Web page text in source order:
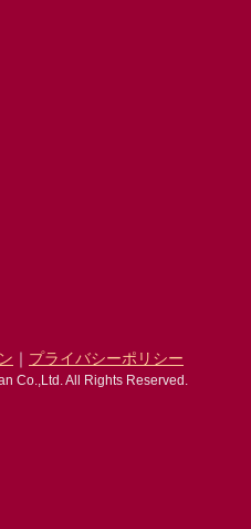
｜ プライバシーポリシー
Co.,Ltd. All Rights Reserved.